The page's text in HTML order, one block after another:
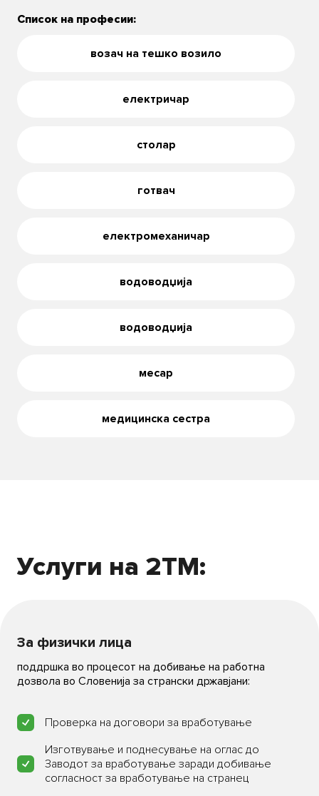
Список на професии:
возач на тешко возило
електричар
столар
готвач
електромеханичар
водоводџија
водоводџија
месар
медицинска сестра
Услуги на 2TM:
За физички лица
поддршка во процесот на добивање на работна
дозвола во Словенија за странски државјани:
Проверка на договори за вработување
Изготвување и поднесување на оглас до
Заводот за вработување заради добивање
согласност за вработување на странец